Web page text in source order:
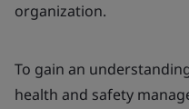
organization.
To gain an
health and safety